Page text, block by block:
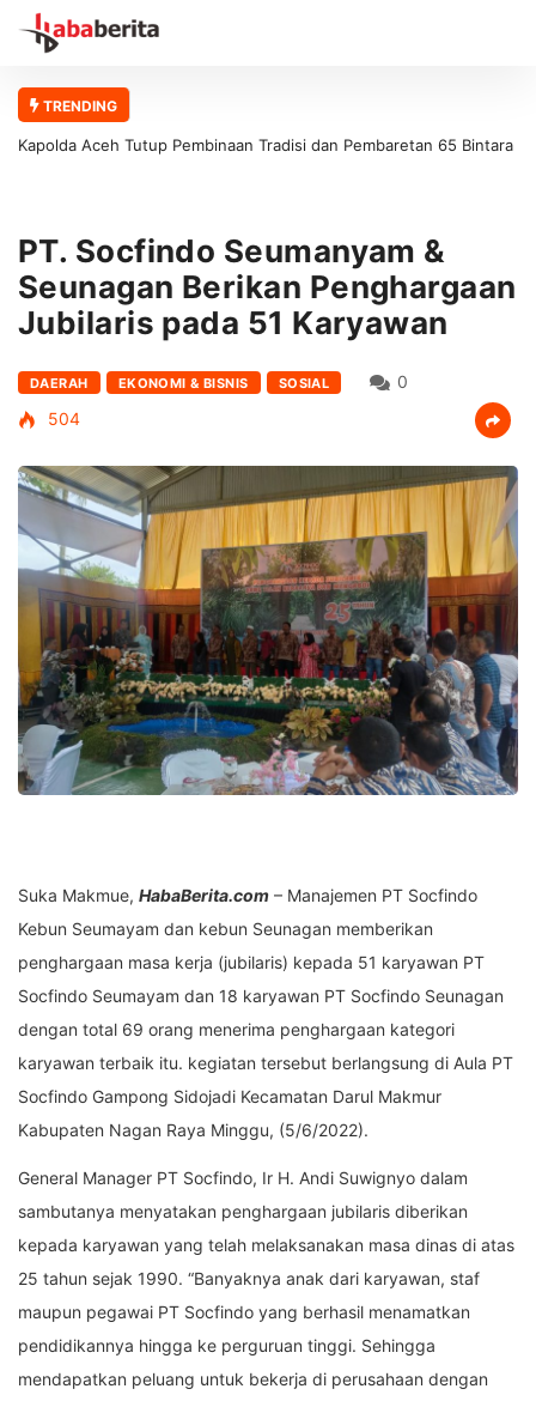
TRENDING
Kapolda Aceh Tutup Pembinaan Tradisi dan Pembaretan 65 Bintara
PT. Socfindo Seumanyam &
Seunagan Berikan Penghargaan
Jubilaris pada 51 Karyawan
DAERAH EKONOMI & BISNIS SOSIAL
0
504
Suka Makmue, HabaBerita.com – Manajemen PT Socfindo
Kebun Seumayam dan kebun Seunagan memberikan
penghargaan masa kerja (jubilaris) kepada 51 karyawan PT
Socfindo Seumayam dan 18 karyawan PT Socfindo Seunagan
dengan total 69 orang menerima penghargaan kategori
karyawan terbaik itu. kegiatan tersebut berlangsung di Aula PT
Socfindo Gampong Sidojadi Kecamatan Darul Makmur
Kabupaten Nagan Raya Minggu, (5/6/2022).
General Manager PT Socfindo, Ir H. Andi Suwignyo dalam
sambutanya menyatakan penghargaan jubilaris diberikan
kepada karyawan yang telah melaksanakan masa dinas di atas
25 tahun sejak 1990. “Banyaknya anak dari karyawan, staf
maupun pegawai PT Socfindo yang berhasil menamatkan
pendidikannya hingga ke perguruan tinggi. Sehingga
mendapatkan peluang untuk bekerja di perusahaan dengan